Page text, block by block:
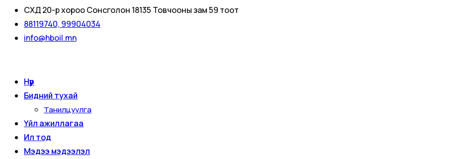
СХД 20-р хороо Сонсголон 18135 Товчооны зам 59 тоот
88119740, 99904034
info@hboil.mn
Нүүр
Бидний тухай
Танилцуулга
Үйл ажиллагаа
Ил тод
Мэдээ мэдээлэл